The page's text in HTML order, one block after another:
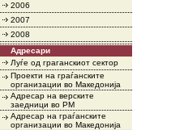
2006
2007
2008
Адресари
Луѓе од граганскиот сектор
Проекти на граѓанските
организации во Македонија
Адресар на верските
заедници во РМ
Адресар на граѓанските
организации во Македонија